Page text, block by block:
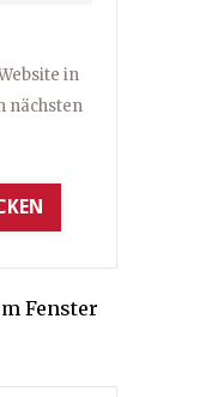
in
nächsten
Fenster